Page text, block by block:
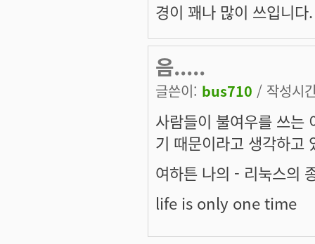
경이 꽤나 많이 쓰입니다.
음.....
글쓴이: bus710 / 작성시
사람들이 불여우를 쓰는
기 때문이라고 생각하고
여하튼 나의 - 리눅스의
life is only one time